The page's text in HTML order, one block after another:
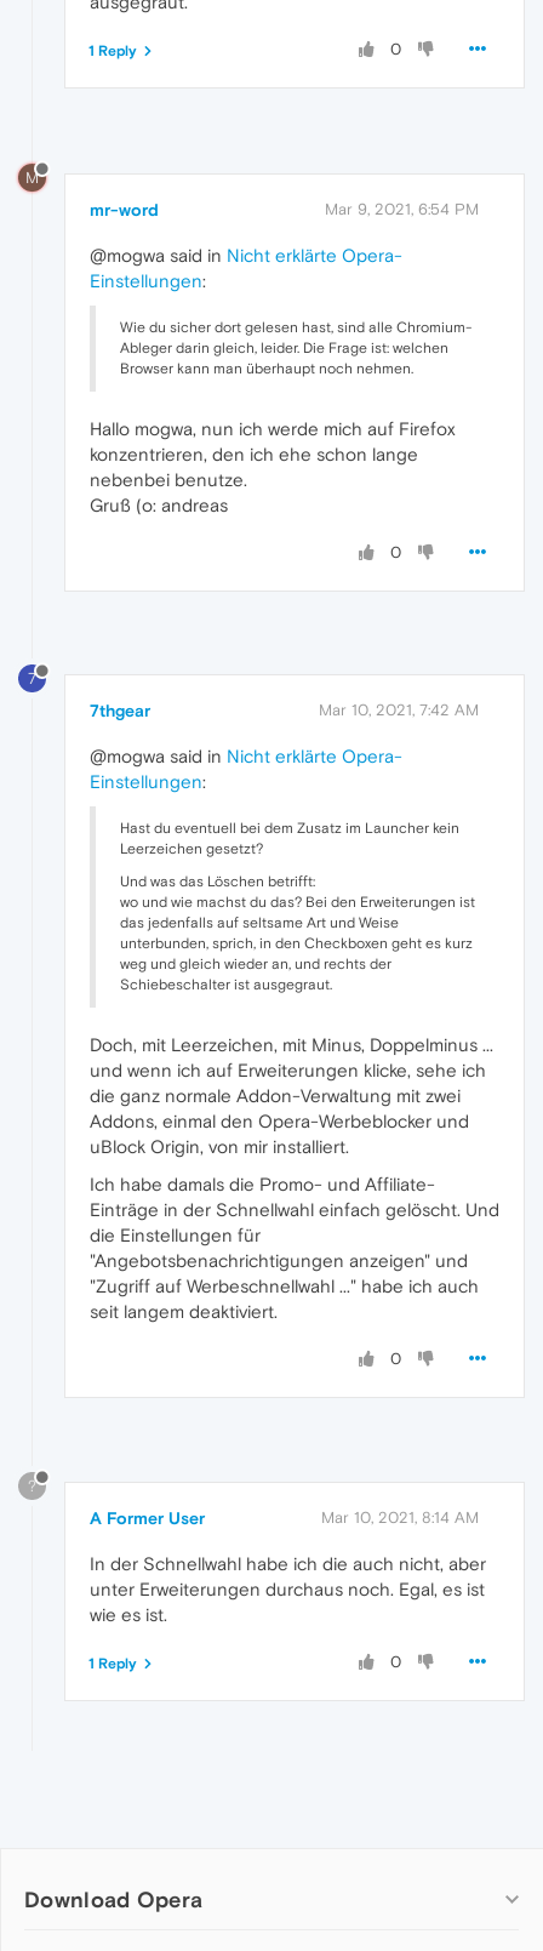
0
1 Reply
M
mr-word Mar 9, 2021, 6:54 PM
@mogwa said in Nicht erklärte Opera-
Einstellungen:
Wie du sicher dort gelesen hast, sind alle Chromium-
Ableger darin gleich, leider. Die Frage ist: welchen
Browser kann man überhaupt noch nehmen.
Hallo mogwa, nun ich werde mich auf Firefox
konzentrieren, den ich ehe schon lange
nebenbei benutze.
Gruß (o: andreas
0
7
7thgear Mar 10, 2021, 7:42 AM
@mogwa said in Nicht erklärte Opera-
Einstellungen:
Hast du eventuell bei dem Zusatz im Launcher kein
Leerzeichen gesetzt?
Und was das Löschen betrifft:
wo und wie machst du das? Bei den Erweiterungen ist
das jedenfalls auf seltsame Art und Weise
unterbunden, sprich, in den Checkboxen geht es kurz
weg und gleich wieder an, und rechts der
Schiebeschalter ist ausgegraut.
Doch, mit Leerzeichen, mit Minus, Doppelminus ...
und wenn ich auf Erweiterungen klicke, sehe ich
die ganz normale Addon-Verwaltung mit zwei
Addons, einmal den Opera-Werbeblocker und
uBlock Origin, von mir installiert.
Ich habe damals die Promo- und Affiliate-
Einträge in der Schnellwahl einfach gelöscht. Und
die Einstellungen für
"Angebotsbenachrichtigungen anzeigen" und
"Zugriff auf Werbeschnellwahl ..." habe ich auch
seit langem deaktiviert.
0
?
A Former User Mar 10, 2021, 8:14 AM
In der Schnellwahl habe ich die auch nicht, aber
unter Erweiterungen durchaus noch. Egal, es ist
wie es ist.
0
1 Reply
Download Opera